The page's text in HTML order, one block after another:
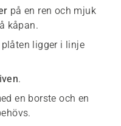
på en ren och mjuk
kåpan.
ligger i linje
.
en borste och en